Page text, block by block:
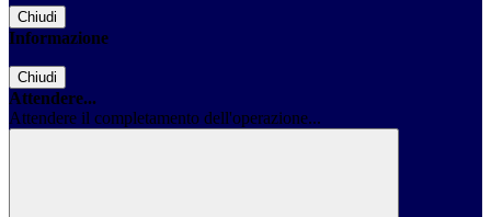
Chiudi
Informazione
Chiudi
Attendere...
Attendere il completamento dell'operazione...